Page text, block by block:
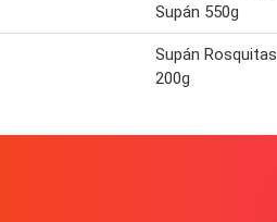
Supán 550g
Supán Rosquitas
200g